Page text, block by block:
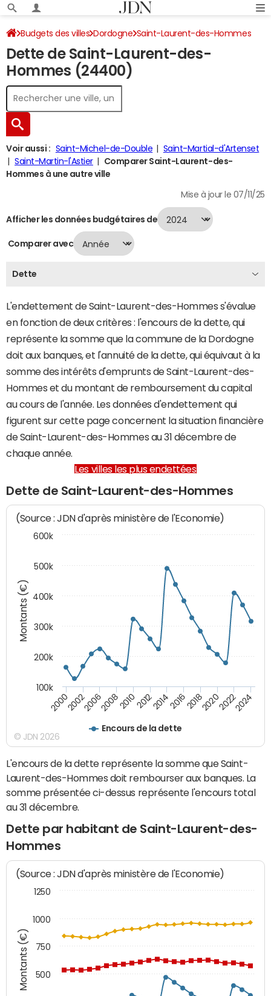
Budgets des villes Dordogne Saint-Laurent-des-Hommes
Dette au 31/12/2024
Dette de Saint-Laurent-des-
Hommes (24400)
Voir aussi : Saint-Michel-de-Double
Saint-Martial-d'Artenset
Saint-Martin-l'Astier
Comparer Saint-Laurent-des-
Hommes à une autre ville
Mise à jour le 07/11/25
Afficher les données budgétaires de
Comparer avec
Dette
L'endettement de Saint-Laurent-des-Hommes s'évalue
en fonction de deux critères : l'encours de la dette, qui
représente la somme que la commune de la Dordogne
doit aux banques, et l'annuité de la dette, qui équivaut à la
somme des intérêts d'emprunts de Saint-Laurent-des-
Hommes et du montant de remboursement du capital
au cours de l'année. Les données d'endettement qui
figurent sur cette page concernent la situation financière
de Saint-Laurent-des-Hommes au 31 décembre de
chaque année.
Les villes les plus endettées
Dette de Saint-Laurent-des-Hommes
Montants (€)
(Source : JDN d'après ministère de l'Economie)
Encours de la dette
200020022006200820102012201420162018202020222024
100k
200k
300k
400k
500k
600k
© JDN 2026
L'encours de la dette représente la somme que Saint-
Laurent-des-Hommes doit rembourser aux banques. La
somme présentée ci-dessus représente l'encours total
au 31 décembre.
Dette par habitant de Saint-Laurent-des-
Hommes
Montants (€)
(Source : JDN d'après ministère de l'Economie)
500
750
1000
1250